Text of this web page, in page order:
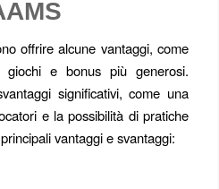
offrire alcune vantaggi, come
e bonus più generosi.
significativi, come una
e la possibilità di pratiche
vantaggi e svantaggi: